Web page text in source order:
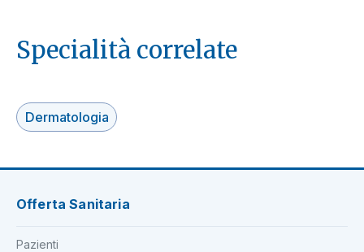
Specialità correlate
Dermatologia
Offerta Sanitaria
Pazienti